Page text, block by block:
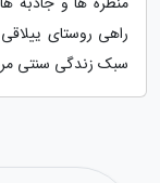
راهی روستای
سبک زندگی سنتی